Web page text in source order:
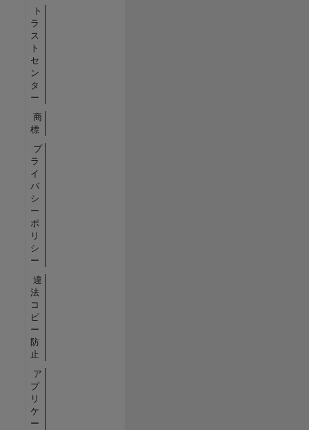
ト
ラ
ス
ト
セ
ン
タ
ー
商
標
プ
ラ
イ
バ
シ
ー
ポ
リ
シ
ー
違
法
コ
ピ
ー
防
止
ア
プ
リ
ケ
ー